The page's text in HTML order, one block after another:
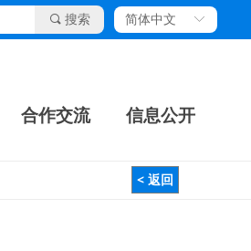
合作交流 信息公开
ꀅ
简体中文
끠 搜索
< 返回